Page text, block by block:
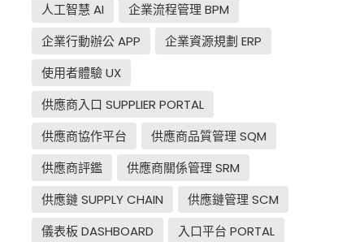
人工智慧 AI
企業流程管理 BPM
企業行動辦公 APP
企業資源規劃 ERP
使用者體驗 UX
供應商入口 SUPPLIER PORTAL
供應商協作平台
供應商品質管理 SQM
供應商評鑑
供應商關係管理 SRM
供應鏈 SUPPLY CHAIN
供應鏈管理 SCM
儀表板 DASHBOARD
入口平台 PORTAL